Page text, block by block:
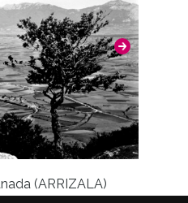
Duplicado del
del positivo: 1531;
ATHA-DAF-GUE-
positivo: ATHA-DAF-
del negativo: ATHA-
imágenes
(ARRIZALA)